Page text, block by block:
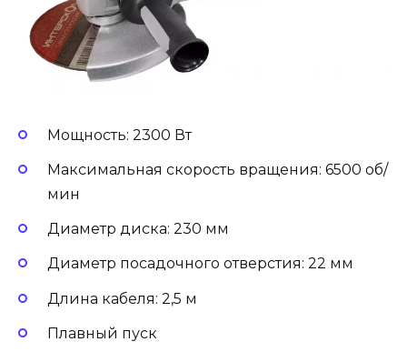
Мощность: 2300 Вт
Максимальная скорость вращения: 6500 об/
мин
Диаметр диска: 230 мм
Диаметр посадочного отверстия: 22 мм
Длина кабеля: 2,5 м
Плавный пуск